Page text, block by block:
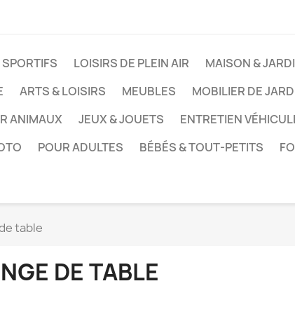
LOISIRS DE PLEIN AIR MAISON &
ARTS & LOISIRS MEUBLES MOBILIER DE
ANIMAUX
JEUX & JOUETS ENTRETIEN
POUR ADULTES BÉBÉS & TOUT-PETITS
table
DE TABLE